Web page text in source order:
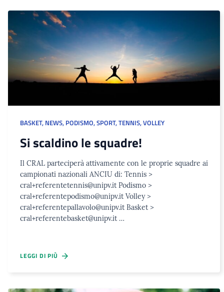
BASKET, NEWS, PODISMO,SPORT,TENNIS,VOLLEY
Si scaldino le squadre!
Il CRAL parteciperà attivamente con le proprie squadre ai
campionati nazionali ANCIU di: Tennis >
cral+referentetennis@unipv.it Podismo >
cral+referentepodismo@unipv.it Volley >
cral+referentepallavolo@unipv.it Basket >
cral+referentebasket@unipv.it …
LEGGI DI PIÙ